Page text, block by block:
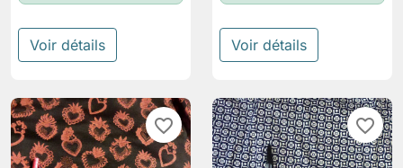
Voir détails Voir détails
favorite_border favorite_border